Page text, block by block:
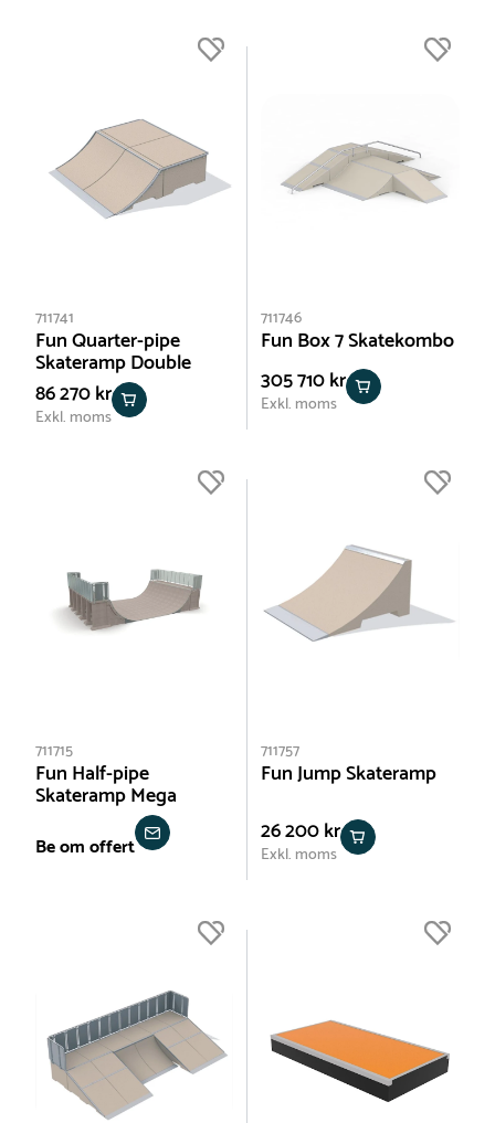
711741
Fun Quarter-pipe
Skateramp Double
86 270 kr
Exkl. moms
711746
Fun Box 7 Skatekombo
305 710 kr
Exkl. moms
711715
Fun Half-pipe
Skateramp Mega
Be om offert
711757
Fun Jump Skateramp
26 200 kr
Exkl. moms